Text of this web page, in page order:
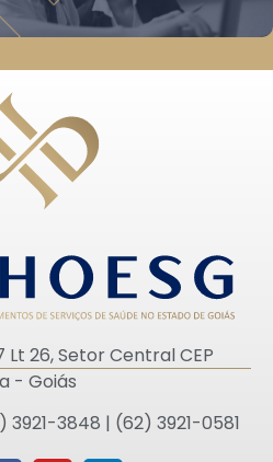
Lt 26, Setor Central CEP
- Goiás
3921-3848 | (62) 3921-0581